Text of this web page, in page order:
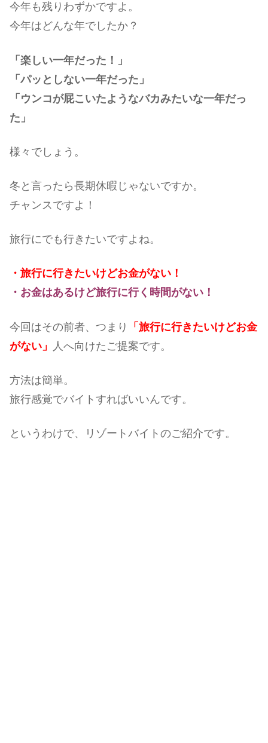
今年も残りわずかですよ。
今年はどんな年でしたか？
「楽しい一年だった！」
「パッとしない一年だった」
「ウンコが屁こいたようなバカみたいな一年だっ
た」
様々でしょう。
冬と言ったら長期休暇じゃないですか。
チャンスですよ！
旅行にでも行きたいですよね。
・旅行に行きたいけどお金がない！
・お金はあるけど旅行に行く時間がない！
今回はその前者、つまり
「旅行に行きたいけどお金
がない」
人へ向けたご提案です。
方法は簡単。
旅行感覚でバイトすればいいんです。
というわけで、リゾートバイトのご紹介です。